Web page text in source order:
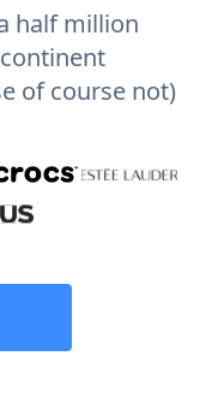
half million
of course not)